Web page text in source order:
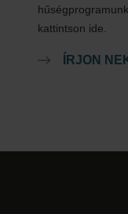
kattintson ide.
ÍRJON